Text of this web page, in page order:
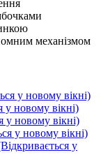
у новому вікні)
у новому вікні)
у новому вікні)
у новому вікні)
у